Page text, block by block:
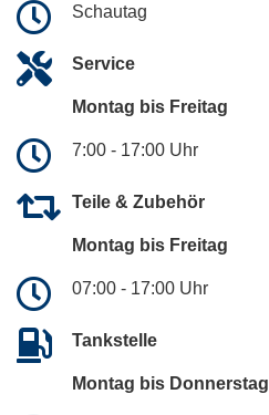
Schautag
Service
Montag bis Freitag
7:00 - 17:00 Uhr
Teile & Zubehör
Montag bis Freitag
07:00 - 17:00 Uhr
Tankstelle
Montag bis Donnerstag